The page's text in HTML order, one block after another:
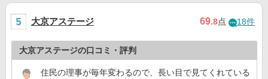
大京アステージ 69.8点 18件
大京アステージの口コミ・評判
住民の理事が毎年変わるので、長い目で見てくれている